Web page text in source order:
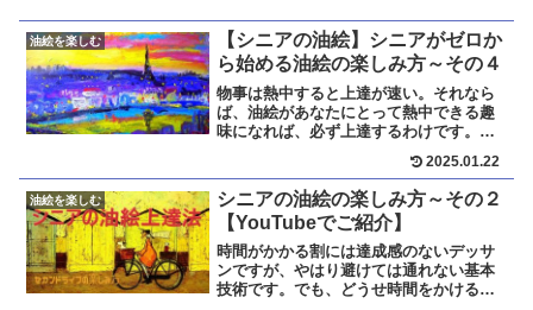
油絵を楽しむ
【シニアの油絵】シニアがゼロか
ら始める油絵の楽しみ方～その４
物事は熱中すると上達が速い。それなら
ば、油絵があなたにとって熱中できる趣
味になれば、必ず上達するわけです。油
いてみたいという強い熱意があるのか、
自らに問いかけてください。また、自分
に合った先生と仲間にめぐり会えるか
で、あなたのやる気も大きく変わってき
ます。
2025.01.22
油絵を楽しむ
シニアの油絵の楽しみ方～その２
【YouTubeでご紹介】
時間がかかる割には達成感のないデッサ
ンですが、やはり避けては通れない基本
技術です。でも、どうせ時間をかけるな